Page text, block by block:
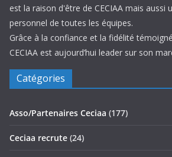
est la raison d'être de CECIAA mais aussi
personnel de toutes les équipes.
Grâce à la confiance et la fidélité
CECIAA est aujourd’hui leader sur son
Catégories
Asso/Partenaires Ceciaa (177)
Ceciaa recrute (24)